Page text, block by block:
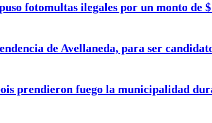
fotomultas ilegales por un monto de $
de Avellaneda, para ser
prendieron fuego la municipalidad